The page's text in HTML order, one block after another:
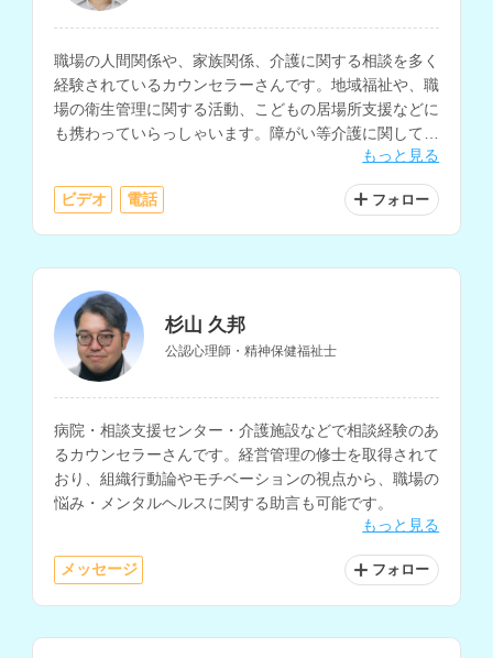
職場の人間関係や、家族関係、介護に関する相談を多く
経験されているカウンセラーさんです。地域福祉や、職
場の衛生管理に関する活動、こどもの居場所支援などに
も携わっていらっしゃいます。障がい等介護に関しても
もっと見る
ビデオ 電話 フォロー
杉山 久邦
公認心理師・精神保健福祉士
病院・相談支援センター・介護施設などで相談経験のあ
るカウンセラーさんです。経営管理の修士を取得されて
おり、組織行動論やモチベーションの視点から、職場の
悩み・メンタルヘルスに関する助言も可能です。
もっと見る
メッセージ フォロー